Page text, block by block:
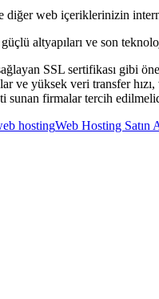
diğer web içeriklerinizin
altyapıları ve son
SSL sertifikası gibi
ve yüksek veri transfer
sunan firmalar tercih
hostingWeb Hosting Satın